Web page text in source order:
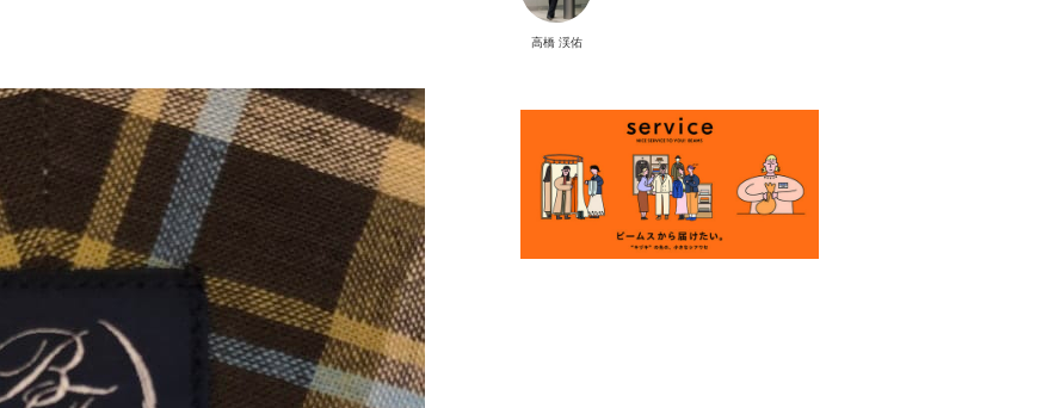
高橋 渓佑